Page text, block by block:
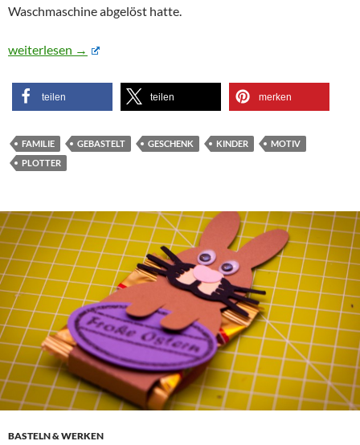
Waschmaschine abgelöst hatte.
Unsere kleine „Designerin“ hat ihr erstes Plottermotiv gestaltet
weiterlesen →
teilen teilen merken
FAMILIE GEBASTELT GESCHENK KINDER
MOTIV
PLOTTER
BASTELN & WERKEN